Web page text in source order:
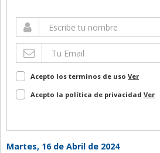
Acepto los terminos de uso Ver
Acepto la política de privacidad Ver
Martes, 16 de Abril de 2024